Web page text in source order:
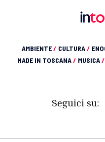
AMBIENTE/ CULTURA/
MADE IN TOSCANA/ MUSICA/
Seguici su: